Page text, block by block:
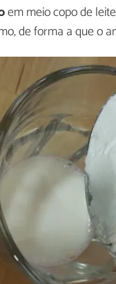
em meio copo de
de forma a que o